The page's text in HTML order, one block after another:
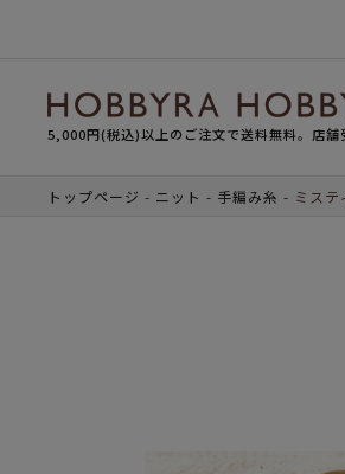
5,000円(税込)以上のご注文で送料無料。店舗
トップページ ニット 手編み糸 ミステ